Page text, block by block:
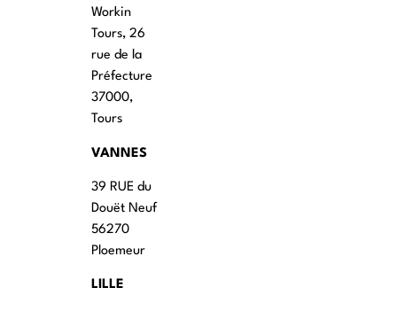
Workin
Tours, 26
rue de la
Préfecture
37000,
Tours
VANNES
39 RUE du
Douët Neuf
56270
Ploemeur
LILLE